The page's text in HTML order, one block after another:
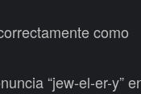
como
“jew-el-er-y”